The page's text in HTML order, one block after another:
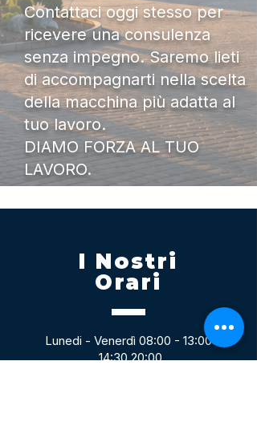
Contattaci oggi stesso per
ricevere una consulenza
senza impegno. Saremo lieti
di accompagnarti nella scelta
della macchina più adatta al
tuo lavoro.
DIAMO FORZA AL TUO
LAVORO.
I Nostri
Orari
Lunedi - Venerdì 08:00 - 13:00
14:30 20:00